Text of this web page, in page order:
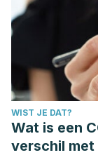
WIST JE DAT?
Wat is een
verschil met